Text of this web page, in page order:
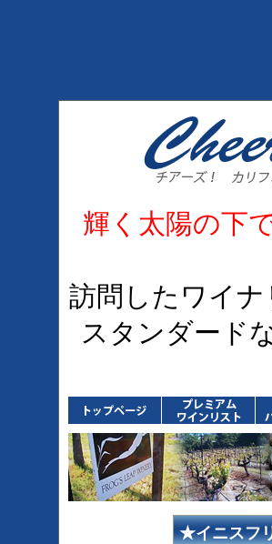
輝く太陽の下
訪問したワイ
スタンダード
★イニスフ